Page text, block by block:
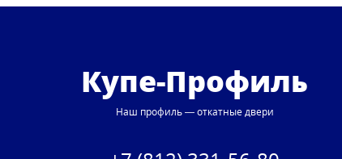
Купе-Профиль
Наш профиль — откатные двери